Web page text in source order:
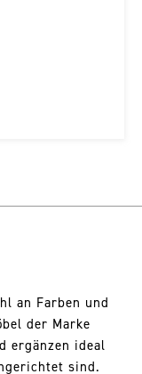
an Farben und
der Marke
ergänzen ideal
sind.